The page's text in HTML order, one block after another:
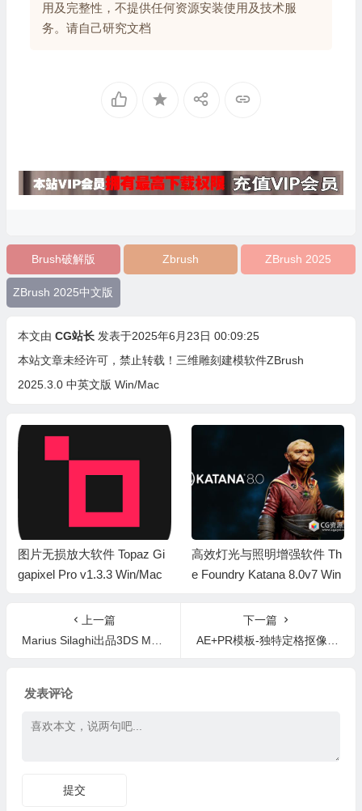
用及完整性，不提供任何资源安装使用及技术服
务。请自己研究文档
Brush破解版 Zbrush ZBrush 2025
ZBrush 2025中文版
本文由 CG站长 发表于2025年6月23日 00:09:25
本站文章未经许可，禁止转载！ 三维雕刻建模软件ZBrush
2025.3.0 中英文版 Win/Mac
图片无损放大软件 Topaz Gi
gapixel Pro v1.3.3 Win/Mac
高效灯光与照明增强软件 Th
e Foundry Katana 8.0v7 Win
上一篇
Marius Silaghi出品3DS Max 2013 – 2026插件合集
下一篇
AE+PR模板-独特定格抠像卡点炫酷视频转场预设 Unfold Transitions
发表评论